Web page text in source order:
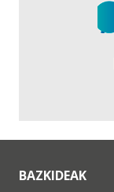
BAZKIDEAK